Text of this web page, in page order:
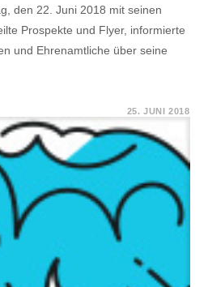
den 22. Juni 2018 mit seinen
Prospekte und Flyer, informierte
und Ehrenamtliche über seine
KIELER
WOCHE
2018
–
INFORMATIONSSTAND
BESUCHER*INNEN
UND
EHRENAMTLICHE
25. JUNI 2018